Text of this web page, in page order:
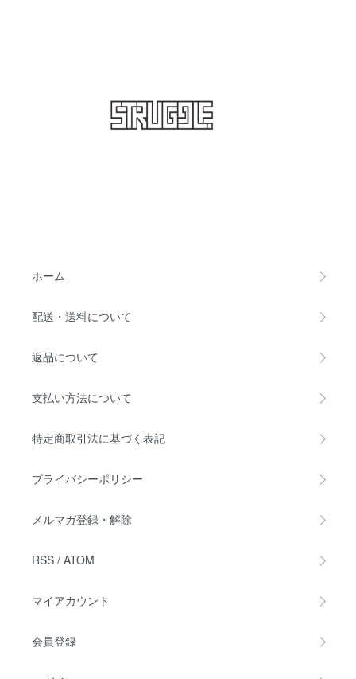
ホーム
配送・送料について
返品について
支払い方法について
特定商取引法に基づく表記
プライバシーポリシー
メルマガ登録・解除
RSS / ATOM
マイアカウント
会員登録